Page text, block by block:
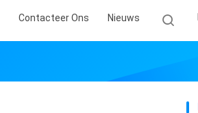
Contacteer Ons Nieuws